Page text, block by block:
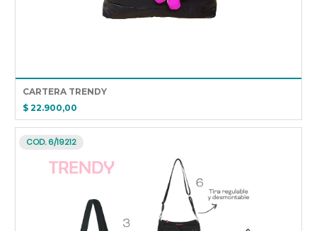
CARTERA TRENDY
$ 22.900,00
COD. 6/19212